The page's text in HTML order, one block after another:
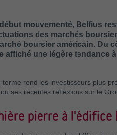
mouvementé, Belfius
des marchés
boursier américain. Du
affiché une légère
rend les investisseurs plus
ses récentes réflexions sur le
pierre à l'édifice